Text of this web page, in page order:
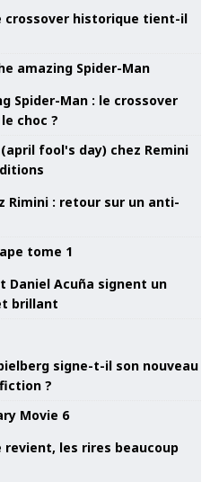
crossover historique tient-il
Spider-Man : le crossover
choc ?
Rimini : retour sur un anti-
Daniel Acuña signent un
brillant
signe-t-il son nouveau
?
revient, les rires beaucoup